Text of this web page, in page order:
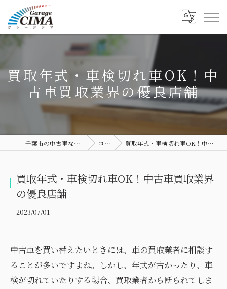
買取年式・車検切れ車OK！中
古車買取業界の優良店舗
千葉市の中古車ならGarage CIMA コラム 買取年式・車検切れ車OK！中古車買取業界の優良店舗
買取年式・車検切れ車OK！中古車買取業界
の優良店舗
2023/07/01
中古車を買い替えたいときには、車の買取業者に相談す
ることが多いですよね。しかし、年式が古かったり、車
検が切れていたりする場合、買取業者から断られてしま